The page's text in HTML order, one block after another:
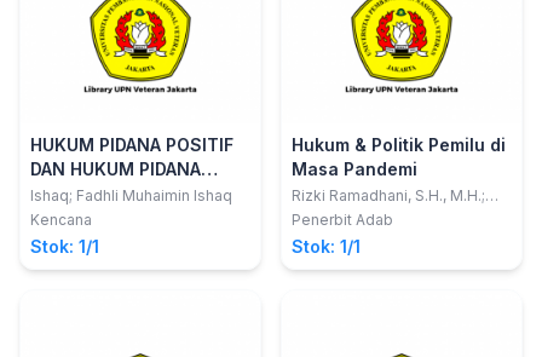
HUKUM PIDANA POSITIF
DAN HUKUM PIDANA
ISLAM
Ishaq; Fadhli Muhaimin Ishaq
Kencana
Stok: 1/1
Hukum & Politik Pemilu di
Masa Pandemi
Rizki Ramadhani, S.H., M.H.;
Rizki Maharani, S.I.P., M.I.Pol.
Penerbit Adab
Stok: 1/1